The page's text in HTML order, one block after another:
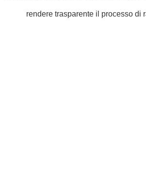
rendere trasparente il processo di